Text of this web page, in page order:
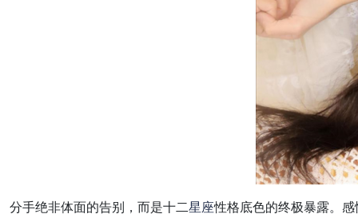
分手绝非体面的告别，而是十二星座性格底色的终极暴露。